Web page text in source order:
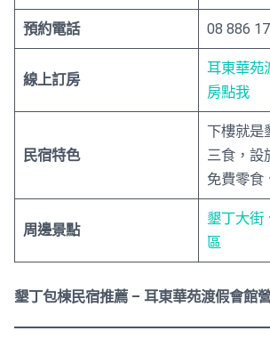
預約電話 08 886
線上訂房
耳東華苑
房點我
民宿特色
下樓就是
三食，設
免費零食
周邊景點
墾丁大街
區
墾丁包棟民宿推薦 – 耳東華苑渡假會館